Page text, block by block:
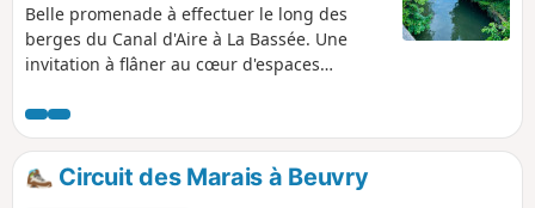
Belle promenade à effectuer le long des
berges du Canal d'Aire à La Bassée. Une
invitation à flâner au cœur d'espaces
l'Avoué et la Prévôté de Gorre. Le cimetière
militaire britannique de Gorre rappelle la
Grande Guerre.
Circuit des Marais à Beuvry